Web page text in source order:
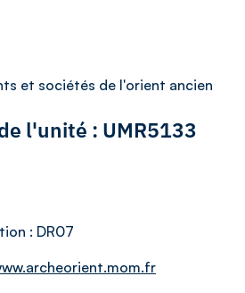
et sociétés de l'orient ancien
l'unité : UMR5133
: DR07